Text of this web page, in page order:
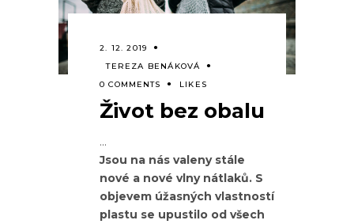
2. 12. 2019
TEREZA BENÁKOVÁ
0 COMMENTS
LIKES
Život bez obalu
Jsou na nás valeny stále
nové a nové vlny nátlaků. S
objevem úžasných vlastností
plastu se upustilo od všech